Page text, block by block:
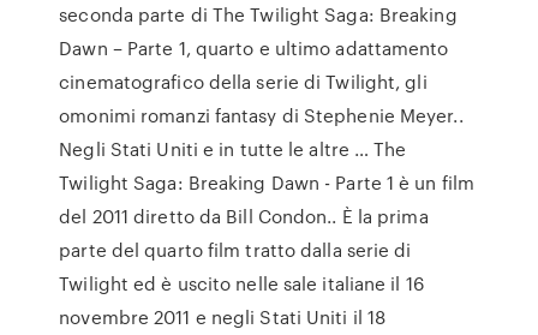
seconda parte di The Twilight Saga: Breaking
Dawn – Parte 1, quarto e ultimo adattamento
cinematografico della serie di Twilight, gli
omonimi romanzi fantasy di Stephenie Meyer..
Negli Stati Uniti e in tutte le altre … The
Twilight Saga: Breaking Dawn - Parte 1 è un film
del 2011 diretto da Bill Condon.. È la prima
parte del quarto film tratto dalla serie di
Twilight ed è uscito nelle sale italiane il 16
novembre 2011 e negli Stati Uniti il 18